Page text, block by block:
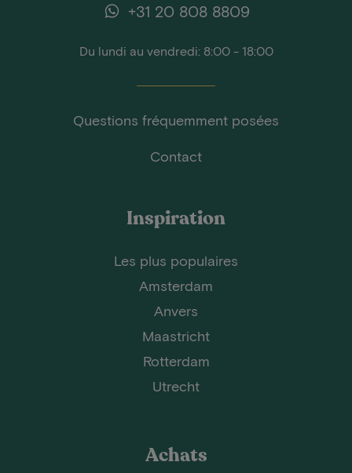
+31 20 808 8809
Du lundi au vendredi: 8:00 - 18:00
Questions fréquemment posées
Contact
Inspiration
Les plus populaires
Amsterdam
Anvers
Maastricht
Rotterdam
Utrecht
Achats